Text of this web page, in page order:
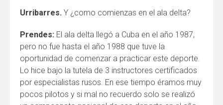
Urribarres. Y ¿como comienzas en el ala delta?
Prendes: El ala delta llegó a Cuba en el año 1987,
pero no fue hasta el año 1988 que tuve la
oportunidad de comenzar a practicar este deporte.
Lo hice bajo la tutela de 3 instructores certificados
por especialistas rusos. En ese tiempo éramos muy
pocos pilotos y si mal no recuerdo solo se realizó